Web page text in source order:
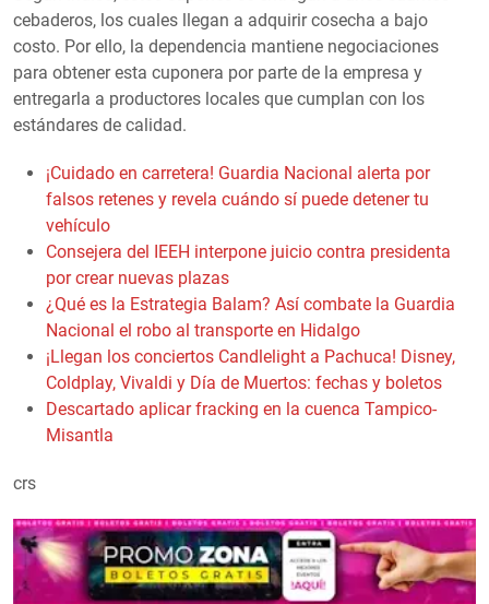
cebaderos, los cuales llegan a adquirir cosecha a bajo
costo. Por ello, la dependencia mantiene negociaciones
para obtener esta cuponera por parte de la empresa y
entregarla a productores locales que cumplan con los
estándares de calidad.
¡Cuidado en carretera! Guardia Nacional alerta por
falsos retenes y revela cuándo sí puede detener tu
vehículo
Consejera del IEEH interpone juicio contra presidenta
por crear nuevas plazas
¿Qué es la Estrategia Balam? Así combate la Guardia
Nacional el robo al transporte en Hidalgo
¡Llegan los conciertos Candlelight a Pachuca! Disney,
Coldplay, Vivaldi y Día de Muertos: fechas y boletos
Descartado aplicar fracking en la cuenca Tampico-
Misantla
crs